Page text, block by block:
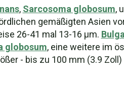
, Sarcosoma globosum,
gemäßigten Asien
26-41 mal 13-16 µm.
globosum, eine weitere im
- bis zu 100 mm (3.9